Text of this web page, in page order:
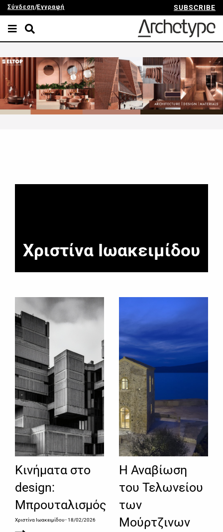
Σύνδεση/Εγγραφή SUBSCRIBE
Χριστίνα Ιωακειμίδου
Κινήματα στο
design:
Μπρουταλισμός
Χριστίνα Ιωακειμίδου- 18/02/2026
Η Αναβίωση
του Τελωνείου
των
Μούρτζινων